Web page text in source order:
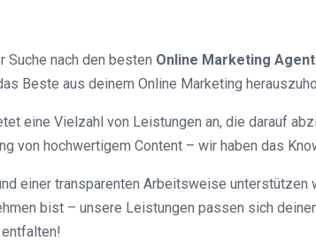
nach den besten Online Marketing
Beste aus deinem Online Marketing
eine Vielzahl von Leistungen an, die darauf
von hochwertigem Content – wir haben das
einer transparenten Arbeitsweise
bist – unsere Leistungen passen sich